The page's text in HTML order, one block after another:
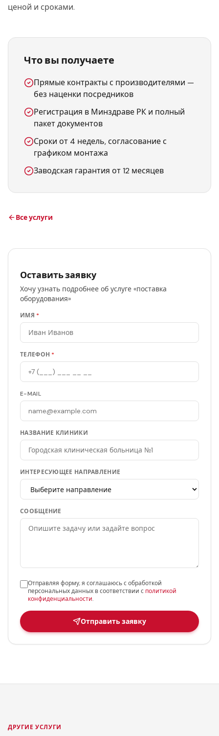
ценой и сроками.
Что вы получаете
Прямые контракты с производителями —
без наценки посредников
Регистрация в Минздраве РК и полный
пакет документов
Сроки от 4 недель, согласование с
графиком монтажа
Заводская гарантия от 12 месяцев
Все услуги
Оставить заявку
Хочу узнать подробнее об услуге «поставка
оборудования»
ИМЯ *
ТЕЛЕФОН *
E-MAIL
НАЗВАНИЕ КЛИНИКИ
ИНТЕРЕСУЮЩЕЕ НАПРАВЛЕНИЕ
СООБЩЕНИЕ
Отправляя форму, я соглашаюсь с обработкой
персональных данных в соответствии с политикой
конфиденциальности.
Отправить заявку
ДРУГИЕ УСЛУГИ